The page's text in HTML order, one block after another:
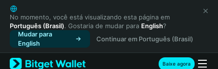
English
日本語
Tiếng Việt
Русский
Español (Latinoamérica)
Türkçe
No momento, você está visualizando esta página em
Português (Brasil). Gostaria de mudar para English?
Mudar para
English
Continuar em Português (Brasil)
Baixe agora